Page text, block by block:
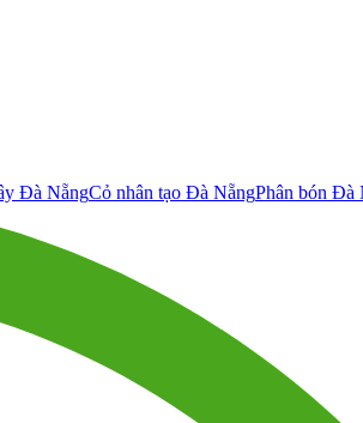
Đà NẵngCỏ nhân tạo Đà NẵngPhân bón Đà